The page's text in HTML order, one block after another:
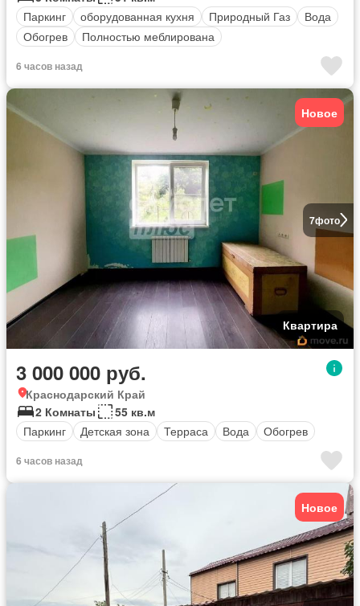
Паркинг
оборудованная кухня Природный Газ
Вода
Обогрев
Полностью меблирована
6 часов назад
7фото
Новое
Квартира
3 000 000 руб.
Краснодарский Край
2 Комнаты
55 кв.м
Паркинг
Детская зона Терраса Вода Обогрев
6 часов назад
Новое